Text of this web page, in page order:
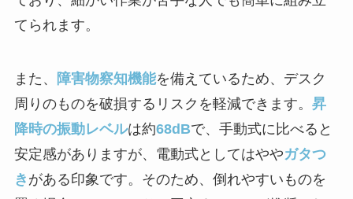
てられます。
また、 障害物察知機能を備えているため、デスク
周りのものを破損するリスクを軽減できます。 昇
降時の振動レベルは約68dBで、手動式に比べると
安定感がありますが、電動式としてはややガタつ
き がある印象です。そのため、倒れやすいものを